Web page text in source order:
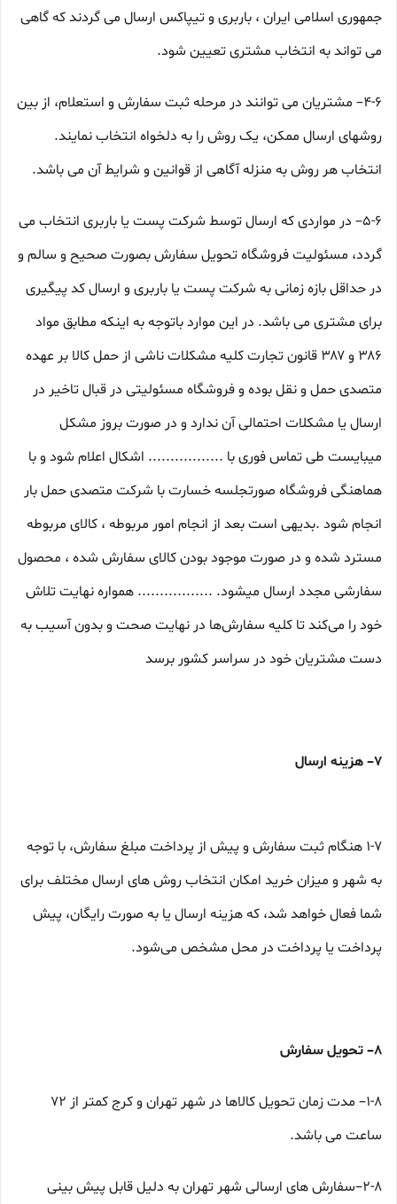
جمهوری اسلامی ایران ، باربری و تیپاکس ارسال می گردند که گاهی
می تواند به انتخاب مشتری تعیین شود.
۴-۶– مشتریان می توانند در مرحله ثبت سفارش و استعلام، از بین
روشهای ارسال ممکن، یک روش را به دلخواه انتخاب نمایند.
انتخاب هر روش به منزله آگاهی از قوانین و شرایط آن می باشد.
۵-۶– در مواردی که ارسال توسط شرکت پست یا باربری انتخاب می
گردد، مسئولیت فروشگاه تحویل سفارش بصورت صحیح و سالم و
در حداقل بازه زمانی به شرکت پست یا باربری و ارسال کد پیگیری
برای مشتری می باشد. در این موارد باتوجه به اینکه مطابق مواد
۳۸۶ و ۳۸۷ قانون تجارت کلیه مشکلات ناشی از حمل کالا بر عهده
متصدی حمل و نقل بوده و فروشگاه مسئولیتی در قبال تاخیر در
ارسال یا مشکلات احتمالی آن ندارد و در صورت بروز مشکل
میبایست طی تماس فوری با ................. اشکال اعلام شود و با
هماهنگی فروشگاه صورتجلسه خسارت با شرکت متصدی حمل بار
انجام شود .بدیهی است بعد از انجام امور مربوطه ، کالای مربوطه
مسترد شده و در صورت موجود بودن کالای سفارش شده ، محصول
سفارشی مجدد ارسال میشود. ................. همواره نهایت تلاش
خود را می‏‌کند تا کلیه سفارش‏‌ها در نهایت صحت و بدون آسیب به
دست مشتریان خود در سراسر کشور برسد
۷– هزینه ارسال
۱-۷ هنگام ثبت سفارش و پیش از پرداخت مبلغ سفارش، با توجه
به شهر و میزان خرید امکان انتخاب روش های ارسال مختلف برای
شما فعال خواهد شد، که هزینه ارسال یا به صورت رایگان، پیش
پرداخت یا پرداخت در محل مشخص می‌شود.
۸– تحویل سفارش
۱-۸– مدت زمان تحویل کالاها در شهر تهران و کرج کمتر از 72
ساعت می باشد.
۲-۸–سفارش های ارسالی شهر تهران به دلیل قابل پیش بینی